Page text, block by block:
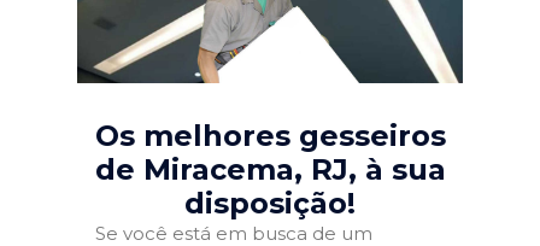
Os melhores gesseiros
de Miracema, RJ, à sua
disposição!
Se você está em busca de um